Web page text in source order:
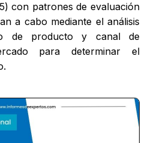
con patrones de evaluación
a cabo mediante el análisis
de producto y canal de
para determinar el